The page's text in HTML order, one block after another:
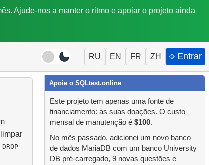
Ajude-nos a manter o ritmo e apoiar o projeto ainda
RU EN FR ZH ⎆ Entrar
DROP
Apoie o SQLtest.online
Este projeto tem apenas uma fonte de
financiamento: as suas doações. O custo
mensal de manutenção é $100.
No mês passado, adicionei um novo banco
de dados MariaDB com um banco University
DB pré-carregado, 9 novas questões e